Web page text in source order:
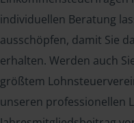
individuellen Beratung
ausschöpfen, damit Sie
erhalten. Werden auch
größtem
unseren professionellen